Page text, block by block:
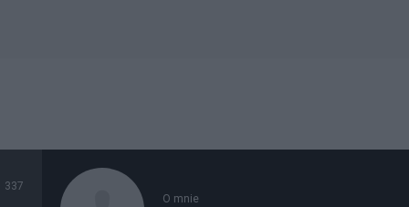
337
O mnie